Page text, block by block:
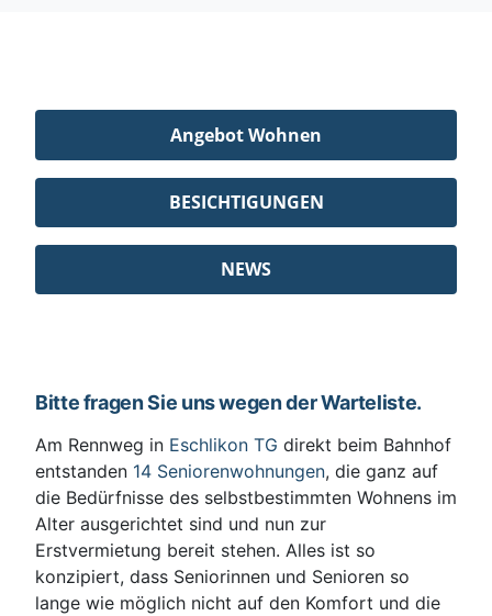
Angebot Wohnen
BESICHTIGUNGEN
NEWS
Bitte fragen Sie uns wegen der Warteliste.
Am Rennweg in Eschlikon TG direkt beim Bahnhof
entstanden 14 Seniorenwohnungen, die ganz auf
die Bedürfnisse des selbstbestimmten Wohnens im
Alter ausgerichtet sind und nun zur
Erstvermietung bereit stehen. Alles ist so
konzipiert, dass Seniorinnen und Senioren so
lange wie möglich nicht auf den Komfort und die